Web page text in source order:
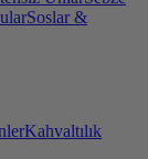
Soslar &
Kahvaltılık